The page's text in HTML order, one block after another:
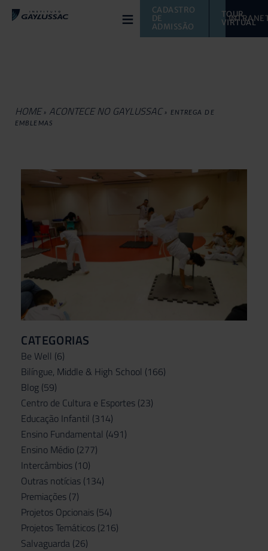
≡
CADASTRO
DE
ADMISSÃO
TOUR
VIRTUAL
HOME » ACONTECE NO GAYLUSSAC »
ENTREGA DE
EMBLEMAS
CATEGORIAS
Be Well (6)
Bilíngue, Middle & High School (166)
Blog (59)
Centro de Cultura e Esportes (23)
Educação Infantil (314)
Ensino Fundamental (491)
Ensino Médio (277)
Intercâmbios (10)
Outras notícias (134)
Premiações (7)
Projetos Opcionais (54)
Projetos Temáticos (216)
Salvaguarda (26)